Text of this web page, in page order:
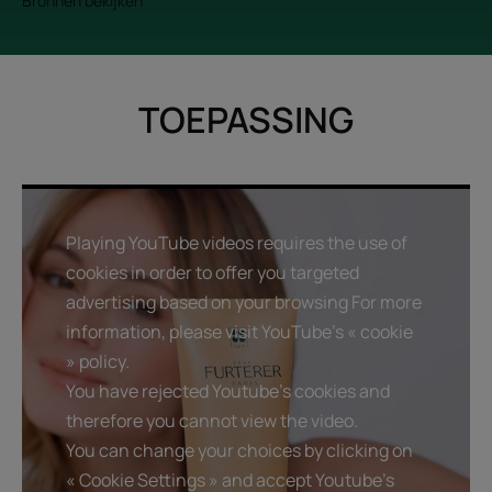
TOEPASSING
Playing YouTube videos requires the use of
cookies in order to offer you targeted
advertising based on your browsing For more
information, please visit YouTube's « cookie
» policy.
You have rejected Youtube's cookies and
therefore you cannot view the video.
You can change your choices by clicking on
« Cookie Settings » and accept Youtube's